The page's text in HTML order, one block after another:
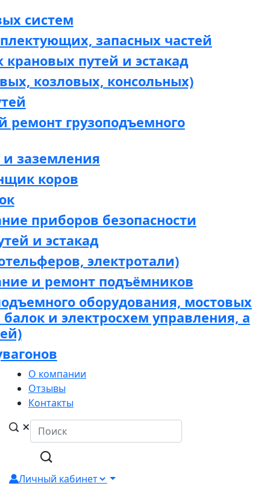
систем
запасных частей
путей и эстакад
козловых, консольных)
грузоподъемного
заземления
коров
приборов безопасности
и эстакад
электротали)
и ремонт подъёмников
оборудования, мостовых
и электросхем управления, а
О компании
Отзывы
Контакты
Личный кабинет